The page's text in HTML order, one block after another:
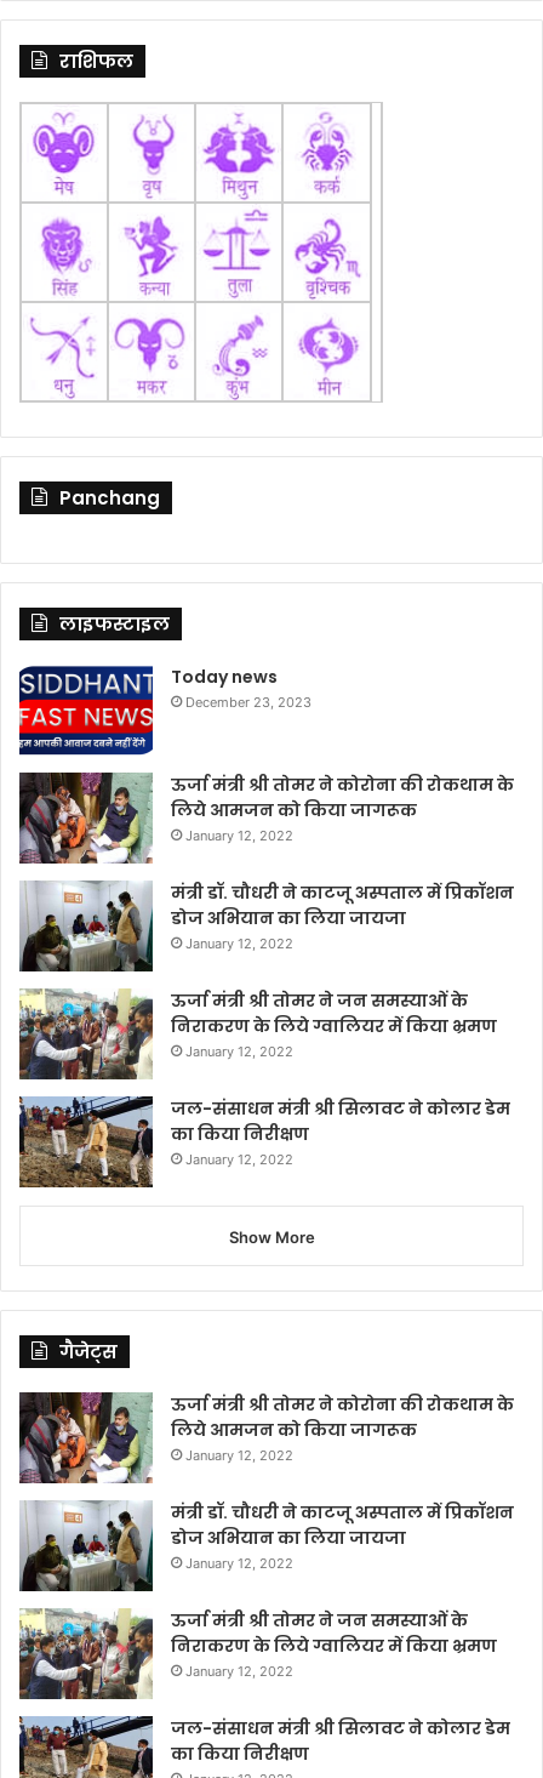
राशिफल
Panchang
लाइफस्टाइल
Today news
December 23, 2023
ऊर्जा मंत्री श्री तोमर ने कोरोना की रोकथाम के
लिये आमजन को किया जागरूक
January 12, 2022
मंत्री डॉ. चौधरी ने काटजू अस्पताल में प्रिकॉशन
डोज अभियान का लिया जायजा
January 12, 2022
ऊर्जा मंत्री श्री तोमर ने जन समस्याओं के
निराकरण के लिये ग्वालियर में किया भ्रमण
January 12, 2022
जल-संसाधन मंत्री श्री सिलावट ने कोलार डेम
का किया निरीक्षण
January 12, 2022
Show More
गैजेट्स
ऊर्जा मंत्री श्री तोमर ने कोरोना की रोकथाम के
लिये आमजन को किया जागरूक
January 12, 2022
मंत्री डॉ. चौधरी ने काटजू अस्पताल में प्रिकॉशन
डोज अभियान का लिया जायजा
January 12, 2022
ऊर्जा मंत्री श्री तोमर ने जन समस्याओं के
निराकरण के लिये ग्वालियर में किया भ्रमण
January 12, 2022
जल-संसाधन मंत्री श्री सिलावट ने कोलार डेम
का किया निरीक्षण